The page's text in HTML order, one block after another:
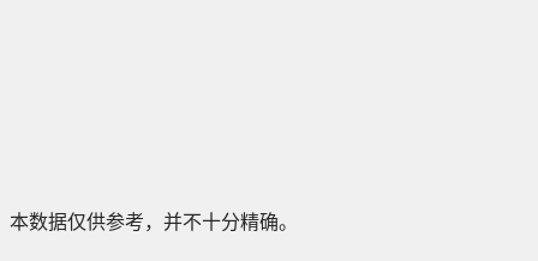
本数据仅供参考，并不十分精确。